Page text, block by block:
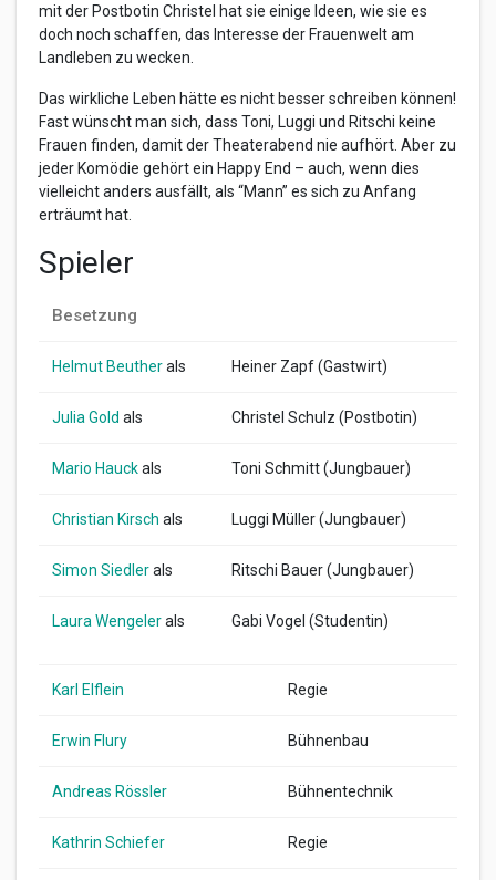
mit der Postbotin Christel hat sie einige Ideen, wie sie es
doch noch schaffen, das Interesse der Frauenwelt am
Landleben zu wecken.
Das wirkliche Leben hätte es nicht besser schreiben können!
Fast wünscht man sich, dass Toni, Luggi und Ritschi keine
Frauen finden, damit der Theaterabend nie aufhört. Aber zu
jeder Komödie gehört ein Happy End – auch, wenn dies
vielleicht anders ausfällt, als “Mann” es sich zu Anfang
erträumt hat.
Spieler
Besetzung
Helmut Beutherals Heiner Zapf (Gastwirt)
Julia Gold als Christel Schulz (Postbotin)
Mario Hauckals Toni Schmitt (Jungbauer)
Christian Kirsch als Luggi Müller (Jungbauer)
Simon Siedlerals Ritschi Bauer (Jungbauer)
Laura Wengelerals Gabi Vogel (Studentin)
Karl Elflein Regie
Erwin Flury Bühnenbau
Andreas Rössler Bühnentechnik
Kathrin Schiefer Regie